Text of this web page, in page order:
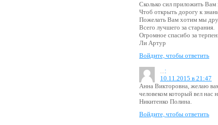
Сколько сил приложить
Чтоб открыть дорогу к
Пожелать Вам хотим мы
Всего лучшего за старания.
Огромное спасибо за
Ли Артур
Войдите, чтобы ответить
...:
10.11.2015 в 21:47
Анна Викторовна, желаю
человеком который вел нас
Никитенко Полина.
Войдите, чтобы ответить